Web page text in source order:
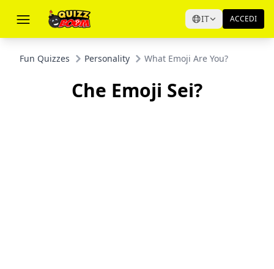
IT ACCEDI
Fun Quizzes Personality What Emoji Are You?
Che Emoji Sei?